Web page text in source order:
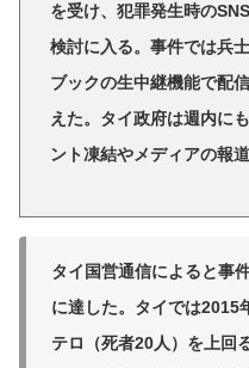
を受け、犯罪発生時の
検討に入る。事件では兵
ブックの生中継機能で配
えた。タイ政府は週内に
ント凍結やメディアの報
タイ国営通信によると事
に達した。タイでは2015
テロ（死者20人）を上回